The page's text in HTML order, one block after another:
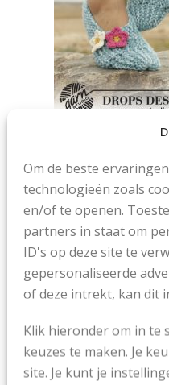
Om de beste
technologieën zoals
en/of te openen.
partners in staat om
ID's op deze site te
gepersonaliseerde
of deze intrekt, kan dit
Klik hieronder om in te
keuzes te maken. Je
site. Je kunt je
van lossen,
Sloffen breien met
Maten
Garen